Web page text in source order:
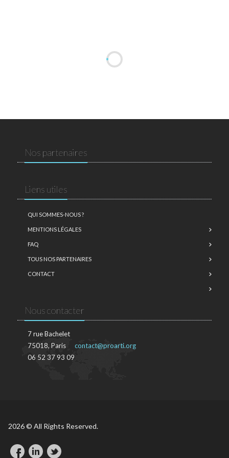
Nos partenaires
Liens utiles
QUI SOMMES-NOUS ?
MENTIONS LÉGALES
FAQ
TOUS NOS PARTENAIRES
CONTACT
Nous contacter
7 rue Bachelet
75018, Paris
06 52 37 93 09
contact@proarti.org
2026 © All Rights Reserved.